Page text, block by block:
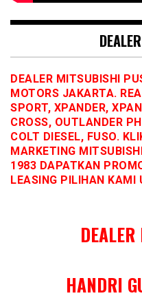
DEALER MITSUBISHI
MOTORS JAKARTA.
SPORT, XPANDER,
CROSS, OUTLANDER
COLT DIESEL, FUSO.
MARKETING
1983 DAPATKAN
LEASING PILIHAN KAMI
HANDRI